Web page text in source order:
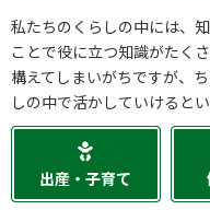
私たちのくらしの中には、
ことで役に立つ知識がたく
構えてしまいがちですが、
しの中で活かしていけるとい
出産・子育て